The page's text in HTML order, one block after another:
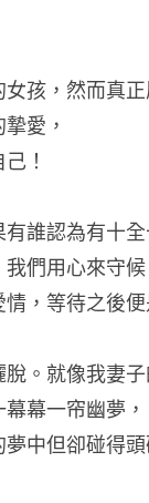
孩，然而真
愛，
！
誰認為有十
我們用心來守候
，等待之後
。就像我妻
幕一帘幽夢，
夢中但卻碰得